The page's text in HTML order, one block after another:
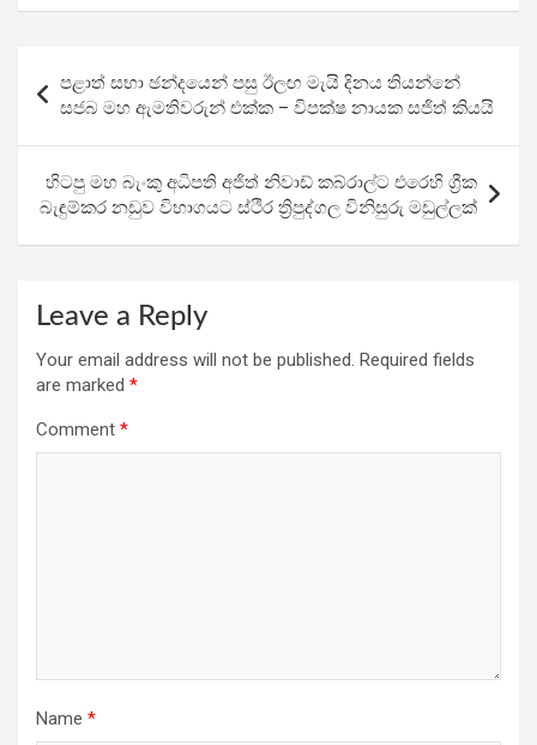
ce
o
o
k
tt
er
at
s
A
p
p
e
gr
a
m
ar
e
navigation
පළාත් සභා ඡන්දයෙන් පසු ඊලඟ මැයි දිනය තියන්නේ
සජබ මහ ඇමතිවරුන් එක්ක – විපක්ෂ නායක සජිත් කියයි
හිටපු මහ බැංකු අධිපති අජිත් නිවාඩ් කබ්රාල්ට එරෙහි ග්‍රීක
බැඳුම්කර නඩුව විභාගයට ස්ථිර ත්‍රිපුද්ගල විනිසුරු මඩුල්ලක්
Leave a Reply
Your email address will not be published. Required fields
are marked *
Comment *
Name *